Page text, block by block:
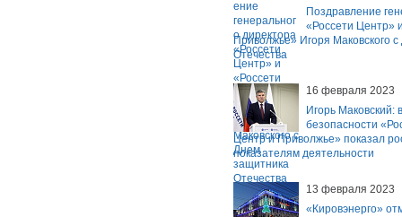
Поздравление
«Россети Центр»
Приволжье» Игоря Маковского
Отечества
16 февраля 2023
Игорь Маковский:
безопасности
Центр и Приволжье» показал
показателям деятельности
13 февраля 2023
«Кировэнерго»